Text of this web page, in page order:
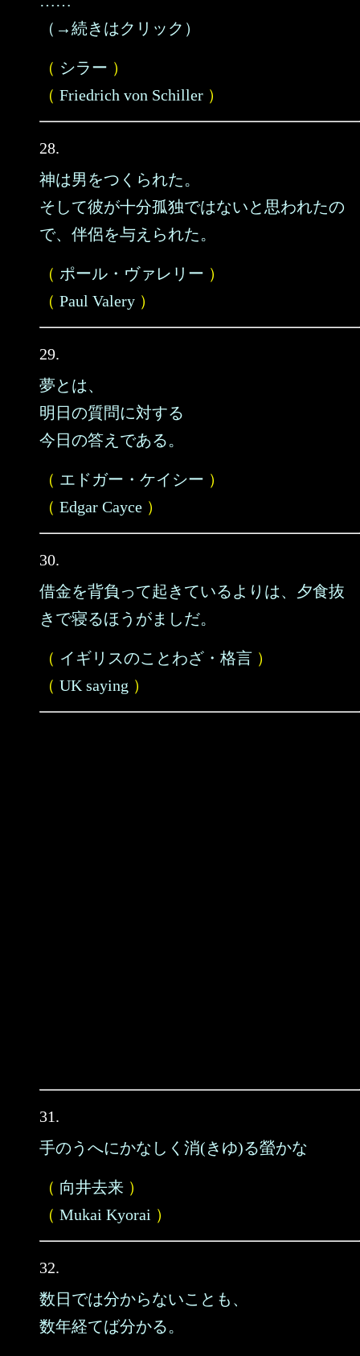
（→続きはクリック）
（ シラー ）
（ Friedrich von Schiller ）
28.
神は男をつくられた。
そして彼が十分孤独ではないと思われたの
で、伴侶を与えられた。
（ ポール・ヴァレリー ）
（ Paul Valery ）
29.
夢とは、
明日の質問に対する
今日の答えである。
（ エドガー・ケイシー ）
（ Edgar Cayce ）
30.
借金を背負って起きているよりは、夕食抜
きで寝るほうがましだ。
（ イギリスのことわざ・格言 ）
（ UK saying ）
31.
手のうへにかなしく消(きゆ)る螢かな
（ 向井去来 ）
（ Mukai Kyorai ）
32.
数日では分からないことも、
数年経てば分かる。